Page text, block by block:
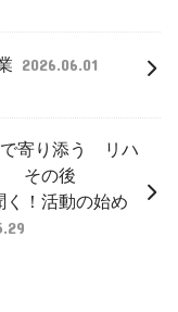
2026.06.01
で寄り添う リハ
その後
く！活動の始め